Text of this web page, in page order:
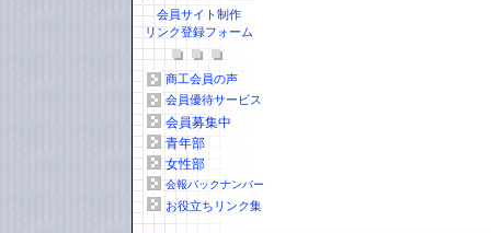
会員サイト制作
リンク登録フォーム
商工会員の声
会員優待サービス
会員募集中
青年部
女性部
会報バックナンバー
お役立ちリンク集